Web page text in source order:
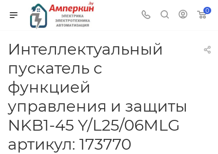
0
Интеллектуальный
пускатель с
функцией
управления и защиты
NKB1-45 Y/L25/06MLG
артикул: 173770